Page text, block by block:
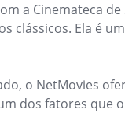
a Cinemateca
clássicos. Ela é
o NetMovies
dos fatores que